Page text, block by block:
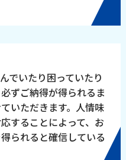
でいたり困っていたり
ずご納得が得られるま
いただきます。人情味
することによって、お
られると確信している